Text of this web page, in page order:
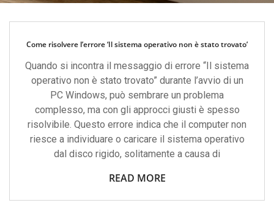
Come risolvere l’errore ‘Il sistema operativo non è stato trovato’
Quando si incontra il messaggio di errore “Il sistema
operativo non è stato trovato” durante l’avvio di un
PC Windows, può sembrare un problema
complesso, ma con gli approcci giusti è spesso
risolvibile. Questo errore indica che il computer non
riesce a individuare o caricare il sistema operativo
dal disco rigido, solitamente a causa di
READ MORE